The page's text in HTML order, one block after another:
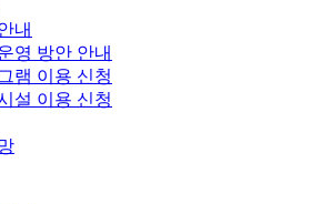
내
영 방안 안내
램 이용 신청
설 이용 신청